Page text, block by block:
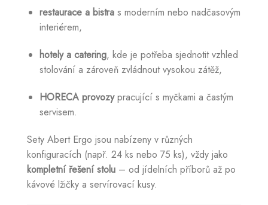
restaurace a bistras moderním nebo nadčasovým
interiérem,
hotely a catering, kde je potřeba sjednotit vzhled
stolování a zároveň zvládnout vysokou zátěž,
HORECA provozypracující s myčkami a častým
servisem.
Sety Abert Ergo jsou nabízeny v různých
konfiguracích (např. 24 ks nebo 75 ks), vždy jako
kompletní řešení stolu – od jídelních příborů až po
kávové lžičky a servírovací kusy.